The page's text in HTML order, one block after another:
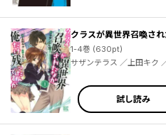
クラスが異世界召喚さ
1-4巻 (630pt)
サ
試し読み